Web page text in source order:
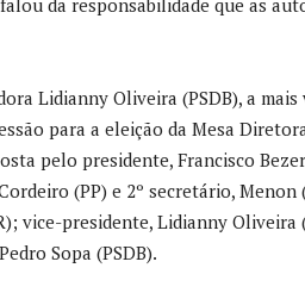
da responsabilidade que as
Lidianny Oliveira (PSDB), a
para a eleição da Mesa
pelo presidente, Francisco
(PP) e 2º secretário, Menon
vice-presidente, Lidianny Oliveira
Sopa (PSDB).